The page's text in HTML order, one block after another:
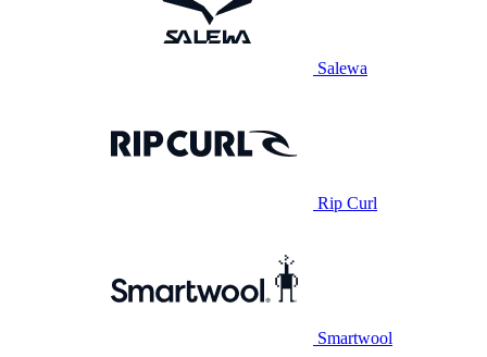
Salewa
Rip Curl
Smartwool